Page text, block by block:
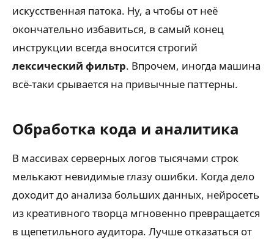
искусственная патока. Ну, а чтобы от неё
окончательно избавиться, в самый конец
инструкции всегда вносится строгий
лексический фильтр. Впрочем, иногда машина
всё-таки срывается на привычные паттерны.
Обработка кода и аналитика
В массивах серверных логов тысячами строк
мелькают невидимые глазу ошибки. Когда дело
доходит до анализа больших данных, нейросеть
из креативного творца мгновенно превращается
в щепетильного аудитора. Лучше отказаться от